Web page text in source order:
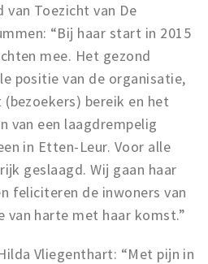
van Toezicht van De
“Bij haar start in 2015
mee. Het gezond
positie van de organisatie,
bereik en het
van een laagdrempelig
in Etten-Leur. Voor alle
geslaagd. Wij gaan haar
feliciteren de inwoners van
van harte met haar komst.”
Vliegenthart: “Met pijn in